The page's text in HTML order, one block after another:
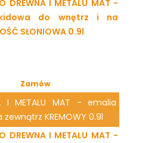
DREWNA I METALU MAT -
do wnętrz i na
SŁONIOWA 0.9l
Zamów
I METALU MAT - emalia
KREMOWY 0.9l
DREWNA I METALU MAT -